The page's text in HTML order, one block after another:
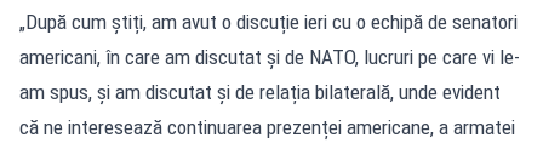
„După cum știți, am avut o discuție ieri cu o echipă de senatori
americani, în care am discutat și de NATO, lucruri pe care vi le-
am spus, și am discutat și de relația bilaterală, unde evident
că ne interesează continuarea prezenței americane, a armatei